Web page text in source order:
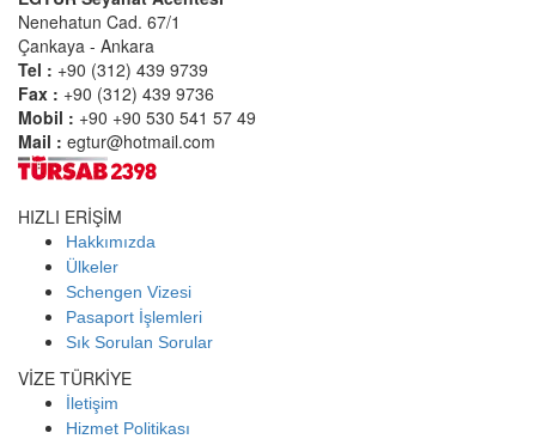
Nenehatun Cad. 67/1
Çankaya - Ankara
Tel : +90 (312) 439 9739
Fax : +90 (312) 439 9736
Mobil : +90 +90 530 541 57 49
Mail : egtur@hotmail.com
HIZLI ERİŞİM
Hakkımızda
Ülkeler
Schengen Vizesi
Pasaport İşlemleri
Sık Sorulan Sorular
VİZE TÜRKİYE
İletişim
Hizmet Politikası